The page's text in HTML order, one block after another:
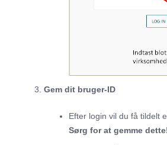
Gem dit bruger-ID
Efter login vil du få tildelt
Sørg for at gemme